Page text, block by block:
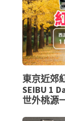
東京近郊
SEIBU 1
世外桃源